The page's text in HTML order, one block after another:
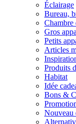
Éclairage
Bureau,
Chambre
Gros
Petits
Articles
Produits
Habitat
Idée
Bons &
Nouveau